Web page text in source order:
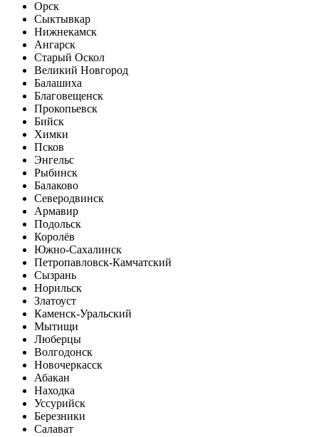
Орск
Сыктывкар
Нижнекамск
Ангарск
Старый Оскол
Великий Новгород
Балашиха
Благовещенск
Прокопьевск
Бийск
Химки
Псков
Энгельс
Рыбинск
Балаково
Северодвинск
Армавир
Подольск
Королёв
Южно-Сахалинск
Петропавловск-Камчатский
Сызрань
Норильск
Златоуст
Каменск-Уральский
Мытищи
Люберцы
Волгодонск
Новочеркасск
Абакан
Находка
Уссурийск
Березники
Салават